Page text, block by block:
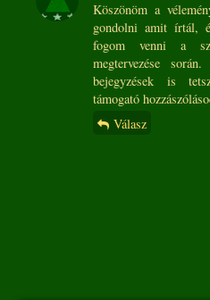
Köszönöm a
gondolni amit írtál,
fogom venni a
megtervezése
bejegyzések is
támogató
Válasz